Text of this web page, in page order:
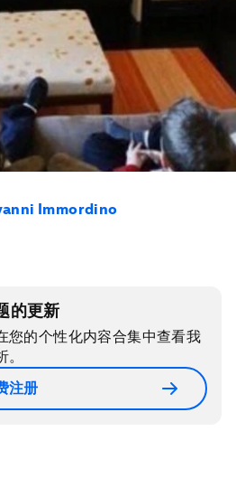
Immordino
的更新
您的个性化内容合集中查看我
注册